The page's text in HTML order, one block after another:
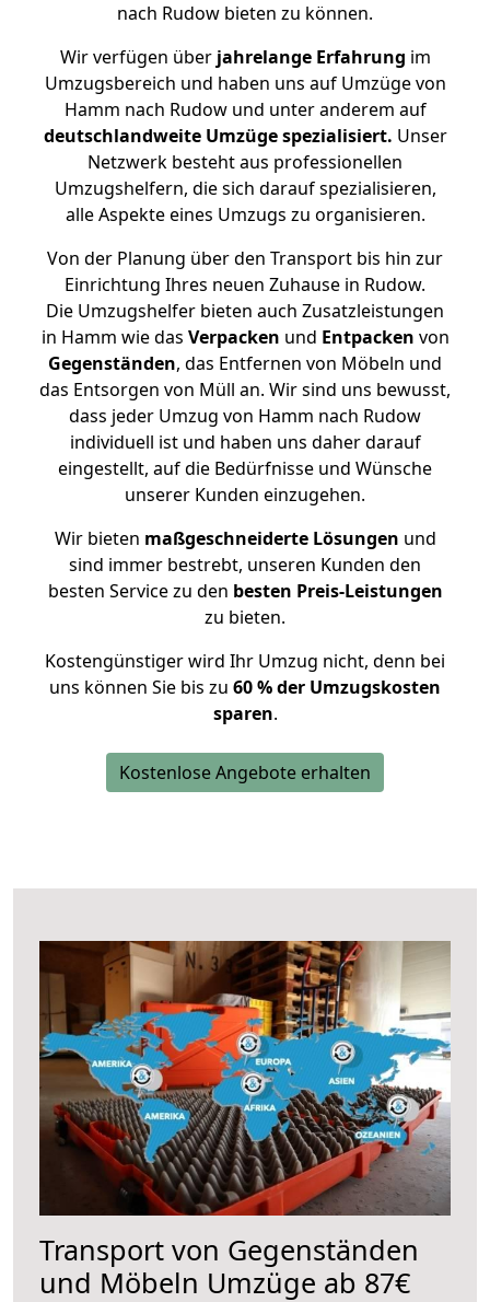
nach Rudow bieten zu können.
Wir verfügen überjahrelange Erfahrung im
Umzugsbereich und haben uns auf Umzüge von
Hamm nach Rudow und unter anderem auf
deutschlandweite Umzüge spezialisiert. Unser
Netzwerk besteht aus professionellen
Umzugshelfern, die sich darauf spezialisieren,
alle Aspekte eines Umzugs zu organisieren.
Von der Planung über den Transport bis hin zur
Einrichtung Ihres neuen Zuhause in Rudow.
Die Umzugshelfer bieten auch Zusatzleistungen
in Hamm wie das Verpacken und Entpacken von
Gegenständen, das Entfernen von Möbeln und
das Entsorgen von Müll an. Wir sind uns bewusst,
dass jeder Umzug von Hamm nach Rudow
individuell ist und haben uns daher darauf
eingestellt, auf die Bedürfnisse und Wünsche
unserer Kunden einzugehen.
Wir bieten maßgeschneiderte Lösungen und
sind immer bestrebt, unseren Kunden den
besten Service zu den besten Preis-Leistungen
zu bieten.
Kostengünstiger wird Ihr Umzug nicht, denn bei
uns können Sie bis zu 60 % der Umzugskosten
sparen.
Kostenlose Angebote erhalten
Transport von Gegenständen
und Möbeln Umzüge ab 87€